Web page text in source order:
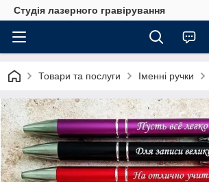
Студія лазерного гравірування
Товари та послуги Іменні ручки